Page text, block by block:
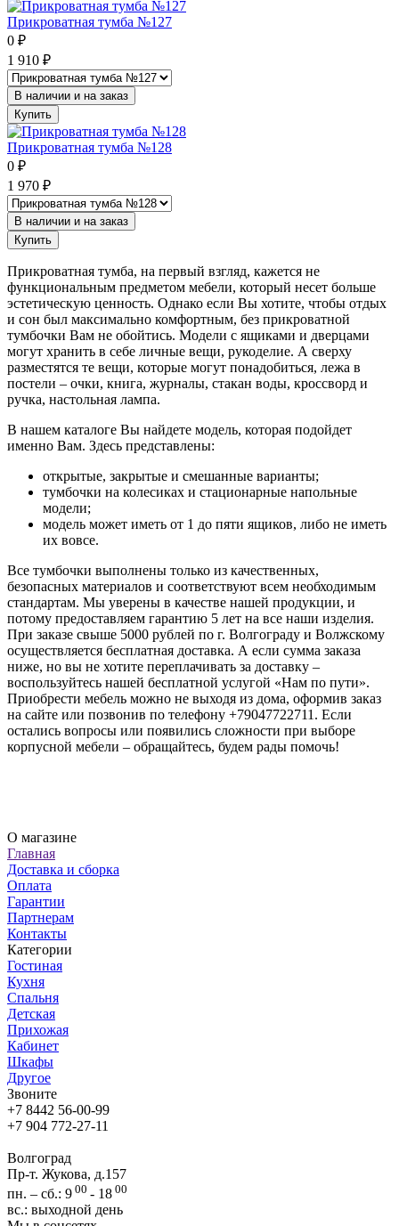
Прикроватная тумба №127
0 ₽
1 910 ₽
В наличии и на заказ
Купить
Прикроватная тумба №128
0 ₽
1 970 ₽
В наличии и на заказ
Купить
Прикроватная тумба, на первый взгляд, кажется не
функциональным предметом мебели, который несет больше
эстетическую ценность. Однако если Вы хотите, чтобы отдых
и сон был максимально комфортным, без прикроватной
тумбочки Вам не обойтись. Модели с ящиками и дверцами
могут хранить в себе личные вещи, рукоделие. А сверху
разместятся те вещи, которые могут понадобиться, лежа в
постели – очки, книга, журналы, стакан воды, кроссворд и
ручка, настольная лампа.
В нашем каталоге Вы найдете модель, которая подойдет
именно Вам. Здесь представлены:
открытые, закрытые и смешанные варианты;
тумбочки на колесиках и стационарные напольные
модели;
модель может иметь от 1 до пяти ящиков, либо не иметь
их вовсе.
Все тумбочки выполнены только из качественных,
безопасных материалов и соответствуют всем необходимым
стандартам. Мы уверены в качестве нашей продукции, и
потому предоставляем гарантию 5 лет на все наши изделия.
При заказе свыше 5000 рублей по г. Волгограду и Волжскому
осуществляется бесплатная доставка. А если сумма заказа
ниже, но вы не хотите переплачивать за доставку –
воспользуйтесь нашей бесплатной услугой «Нам по пути».
Приобрести мебель можно не выходя из дома, оформив заказ
на сайте или позвонив по телефону +79047722711. Если
остались вопросы или появились сложности при выборе
корпусной мебели – обращайтесь, будем рады помочь!
О магазине
Главная
Доставка и сборка
Оплата
Гарантии
Партнерам
Контакты
Категории
Гостиная
Кухня
Спальня
Детская
Прихожая
Кабинет
Шкафы
Другое
Звоните
+7 8442 56-00-99
+7 904 772-27-11
Волгоград
Пр-т. Жукова, д.157
пн. – сб.: 9 00 - 18 00
вс.: выходной день